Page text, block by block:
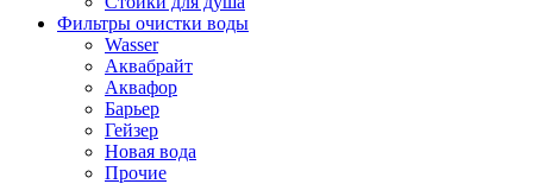
Фильтры очистки воды
Wasser
Аквабрайт
Аквафор
Барьер
Гейзер
Новая вода
Прочие